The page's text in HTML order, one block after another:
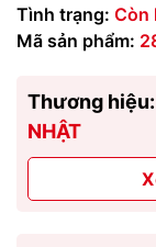
Tình trạng: Còn
Mã sản phẩm:
Thương hiệu:
NHẬT